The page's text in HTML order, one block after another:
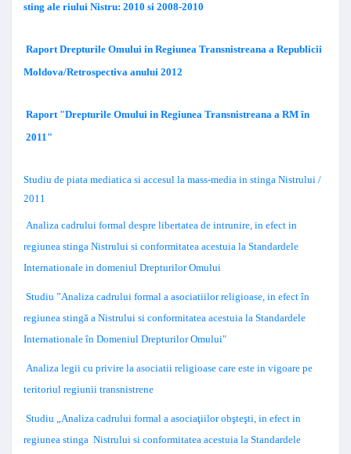
sting ale riului Nistru: 2010 si 2008-2010
Raport Drepturile Omului in Regiunea Transnistreana a Republicii
Moldova/Retrospectiva anului 2012
Raport "Drepturile Omului in Regiunea Transnistreana a RM în
2011"
Studiu de piata mediatica si accesul la mass-media in stinga Nistrului /
2011
Analiza cadrului formal despre libertatea de intrunire, in efect in
regiunea stinga Nistrului si conformitatea acestuia la Standardele
Internationale in domeniul Drepturilor Omului
Studiu ”Analiza cadrului formal a asociatiilor religioase, in efect în
regiunea stingă a Nistrului si conformitatea acestuia la Standardele
Internationale în Domeniul Drepturilor Omului"
Analiza legii cu privire la asociatii religioase care este in vigoare pe
teritoriul regiunii transnistrene
Studiu „Analiza cadrului formal a asociaţiilor obşteşti, in efect in
regiunea stinga Nistrului si conformitatea acestuia la Standardele